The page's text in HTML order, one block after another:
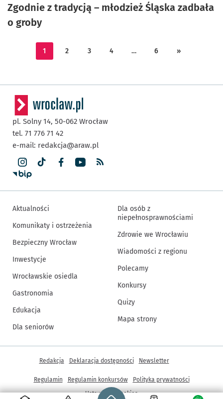
Zgodnie z tradycją – młodzież Śląska zadbała
o groby
1 2 3 4 … 6 »
Strona główna - wroclaw.pl
pl. Solny 14, 50-062 Wrocław
tel. 71 776 71 42
e-mail: redakcja@araw.pl
Aktualności
Komunikaty i ostrzeżenia
Bezpieczny Wrocław
Inwestycje
Wrocławskie osiedla
Gastronomia
Edukacja
Dla seniorów
Dla osób z
niepełnosprawnościami
Zdrowie we Wrocławiu
Wiadomości z regionu
Polecamy
Konkursy
Quizy
Mapa strony
Inne informacje
Redakcja Deklaracja dostępności Newsletter
Regulamin Regulamin konkursów
Polityka prywatności
Ustawienia cookies